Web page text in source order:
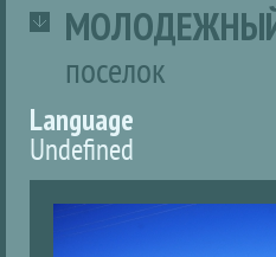
поселок
Language
Undefined
Search